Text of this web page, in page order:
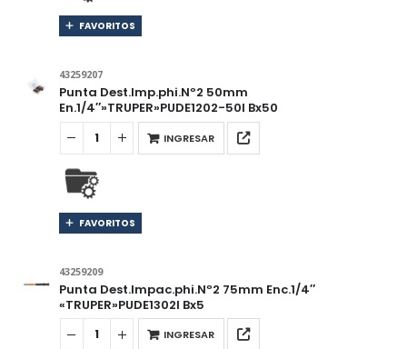
FAVORITOS
43259207
Punta Dest.Imp.phi.Nº2 50mm
En.1/4″»TRUPER»PUDE1202-50I Bx50
INGRESAR
FAVORITOS
43259209
Punta Dest.Impac.phi.Nº2 75mm Enc.1/4″
«TRUPER»PUDE1302I Bx5
INGRESAR